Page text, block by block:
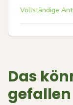
Vollständige
Das
gefallen